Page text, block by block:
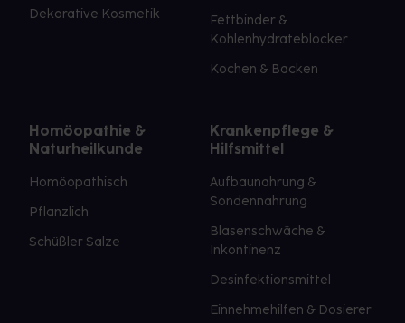
Dekorative Kosmetik
Fettbinder &
Kohlenhydrateblocker
Kochen & Backen
Homöopathie &
Naturheilkunde
Homöopathisch
Pflanzlich
Schüßler Salze
Krankenpflege &
Hilfsmittel
Aufbaunahrung &
Sondennahrung
Blasenschwäche &
Inkontinenz
Desinfektionsmittel
Einnehmehilfen & Dosierer